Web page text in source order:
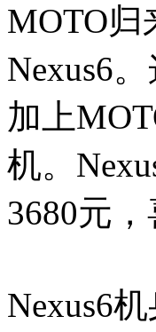
MOTO归
Nexus6
加上
机。
3680元
Nexus6